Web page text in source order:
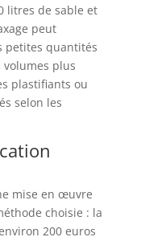
litres de sable et
peut
petites quantités
plus
plastifiants ou
selon les
mise en œuvre
choisie : la
200 euros